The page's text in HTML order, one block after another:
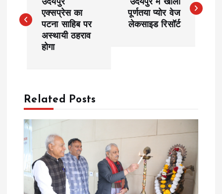
s
a
v
g
उदयपुर
एक्सप्रेस का
पटना साहिब पर
अस्थायी ठहराव
होगा
उदयपुर में खोला
पूर्णतया प्योर वेज
लेकसाइड रिसॉर्ट
Related Posts